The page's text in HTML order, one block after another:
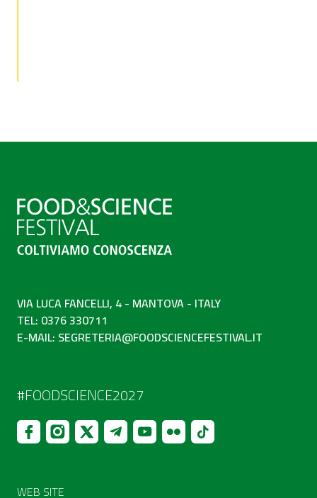
VIA LUCA FANCELLI, 4 - MANTOVA - ITALY
TEL: 0376 330711
E-MAIL: SEGRETERIA@FOODSCIENCEFESTIVAL.IT
#FOODSCIENCE2027
WEB SITE